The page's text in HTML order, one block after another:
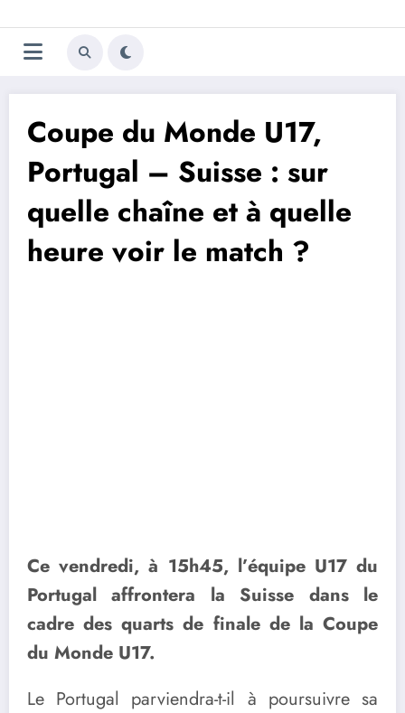
au
contenu
Trivela
L'actualité du football
Coupe du Monde U17,
Portugal – Suisse : sur
quelle chaîne et à quelle
heure voir le match ?
Ce vendredi, à 15h45, l’équipe U17 du
Portugal affrontera la Suisse dans le
cadre des quarts de finale de la Coupe
du Monde U17.
Le Portugal parviendra-t-il à poursuivre sa